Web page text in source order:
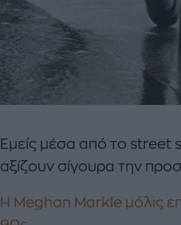
Εμείς μέσα από το street
αξίζουν σίγουρα την
H Meghan Markle μόλις